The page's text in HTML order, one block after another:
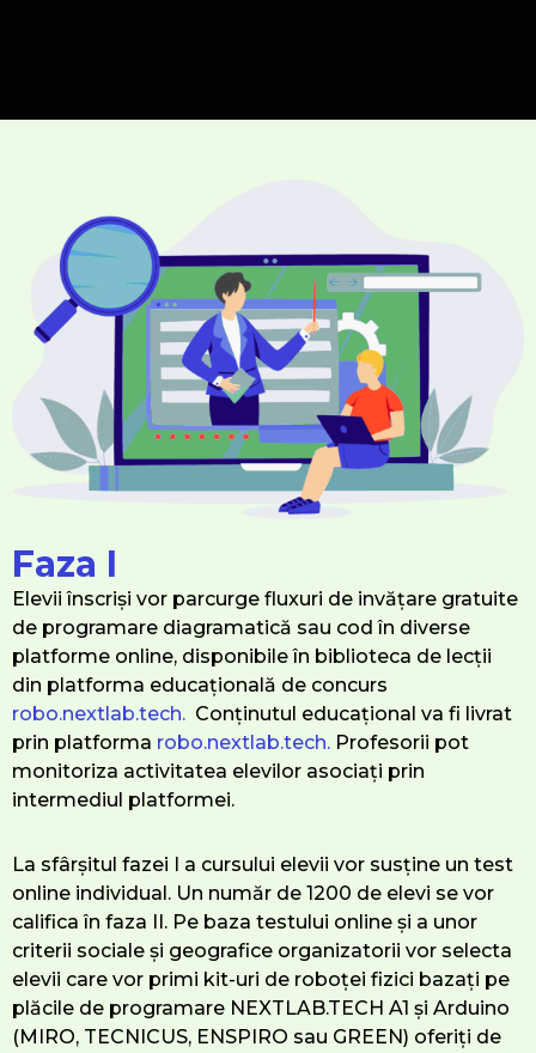
Faza I
Elevii înscriși vor parcurge fluxuri de invățare gratuite
de programare diagramatică sau cod în diverse
platforme online, disponibile în biblioteca de lecții
din platforma educațională de concurs
robo.nextlab.tech. Conținutul educațional va fi livrat
prin platforma robo.nextlab.tech. Profesorii pot
monitoriza activitatea elevilor asociați prin
intermediul platformei.
La sfârșitul fazei I a cursului elevii vor susține un test
online individual. Un număr de 1200 de elevi se vor
califica în faza II. Pe baza testului online și a unor
criterii sociale și geografice organizatorii vor selecta
elevii care vor primi kit-uri de roboței fizici bazați pe
plăcile de programare NEXTLAB.TECH A1 și Arduino
(MIRO, TECNICUS, ENSPIRO sau GREEN) oferiți de